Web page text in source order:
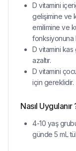
D vitamini
gelişimine ve
emilimine ve
fonksiyonuna
D vitamini
azaltır.
D vitamini
için gereklidir.
Nasıl Uygulanır
4-10 yaş
günde 5 mL